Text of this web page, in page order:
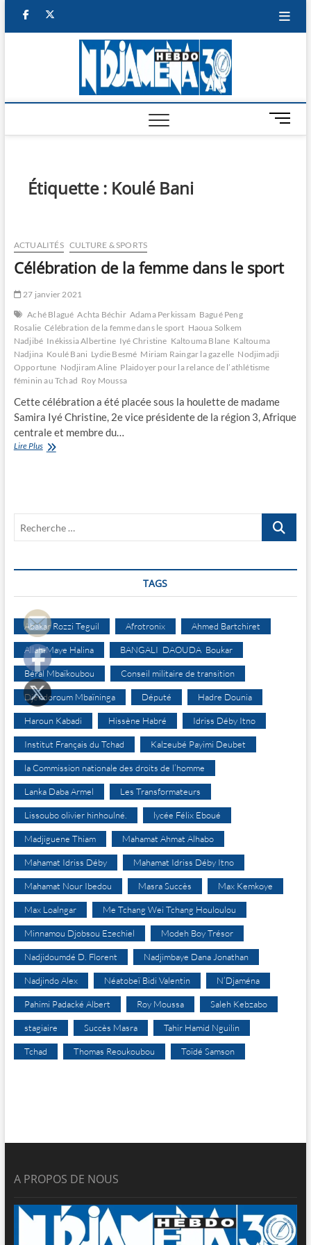
facebook
M
e
Étiquette : Koulé Bani
ACTUALITÉS CULTURE & SPORTS
Célébration de la femme dans le sport
27 janvier 2021
Aché Blagué Achta Béchir Adama Perkissam Bagué Peng
Rosalie Célébration de la femme dans le sport Haoua Solkem
Nadjibé Inékissia Albertine Iyé Christine Kaltouma Blane Kaltouma
Nadjina Koulé Bani Lydie Besmé Miriam Raingar la gazelle Nodjimadji
Opportune Nodjiram Aline Plaidoyer pour la relance de l’athlétisme
féminin au Tchad Roy Moussa
Cette célébration a été placée sous la houlette de madame
Samira Iyé Christine, 2e vice présidente de la région 3, Afrique
centrale et membre du…
Lire PlusCélébration
Recherche
TAGS
Abakar Rozzi Teguil Afrotronix Ahmed Bartchiret
Allah-Maye Halina BANGALI DAOUDA Boukar
Béral Mbaïkoubou Conseil militaire de transition
Djéndoroum Mbaïninga Député Hadre Dounia
Haroun Kabadi Hissène Habré Idriss Déby Itno
Institut Français du Tchad Kalzeubé Payimi Deubet
la Commission nationale des droits de l’homme
Lanka Daba Armel Les Transformateurs
Lissoubo olivier hinhoulné. lycée Félix Eboué
Madjiguene Thiam Mahamat Ahmat Alhabo
Mahamat Idriss Déby Mahamat Idriss Déby Itno
Mahamat Nour Ibedou Masra Succès Max Kemkoye
Max Loalngar Me Tchang Wei Tchang Houloulou
Minnamou Djobsou Ezechiel Modeh Boy Trésor
Nadjidoumdé D. Florent Nadjimbaye Dana Jonathan
Nadjindo Alex Néatobeï Bidi Valentin N’Djaména
Pahimi Padacké Albert Roy Moussa Saleh Kebzabo
stagiaire Succès Masra Tahir Hamid Nguilin
Tchad Thomas Reoukoubou Toïdé Samson
A PROPOS DE NOUS